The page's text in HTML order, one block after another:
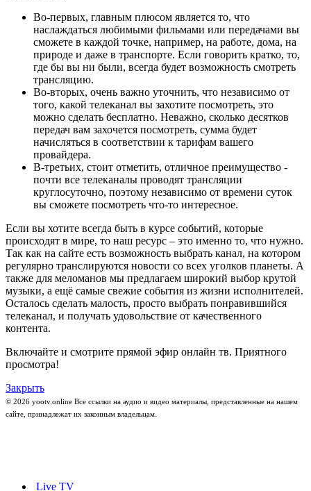
Во-первых, главным плюсом является то, что
наслаждаться любимыми фильмами или передачами вы
сможете в каждой точке, например, на работе, дома, на
природе и даже в транспорте. Если говорить кратко, то,
где бы вы ни были, всегда будет возможность смотреть
трансляцию.
Во-вторых, очень важно уточнить, что независимо от
того, какой телеканал вы захотите посмотреть, это
можно сделать бесплатно. Неважно, сколько десятков
передач вам захочется посмотреть, сумма будет
начисляться в соответствии к тарифам вашего
провайдера.
В-третьих, стоит отметить, отличное преимущество -
почти все телеканалы проводят трансляции
круглосуточно, поэтому независимо от времени суток
вы сможете посмотреть что-то интересное.
Если вы хотите всегда быть в курсе событий, которые
происходят в мире, то наш ресурс – это именно то, что нужно.
Так как на сайте есть возможность выбрать канал, на котором
регулярно транслируются новости со всех уголков планеты. А
также для меломанов мы предлагаем широкий выбор крутой
музыки, а ещё самые свежие события из жизни исполнителей.
Осталось сделать малость, просто выбрать понравившийся
телеканал, и получать удовольствие от качественного
контента.
Включайте и смотрите прямой эфир онлайн тв. Приятного
просмотра!
Закрыть
© 2026 yootv.online Все ссылки на аудио и видео материалы, представленные на нашем
сайте, принадлежат их законным владельцам.
Live TV